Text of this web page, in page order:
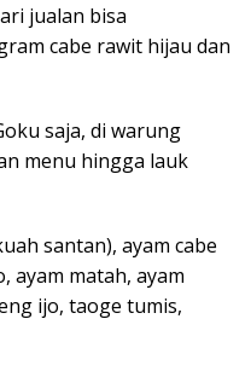
jualan bisa
cabe rawit hijau dan
saja, di warung
menu hingga lauk
santan), ayam cabe
ayam matah, ayam
ijo, taoge tumis,